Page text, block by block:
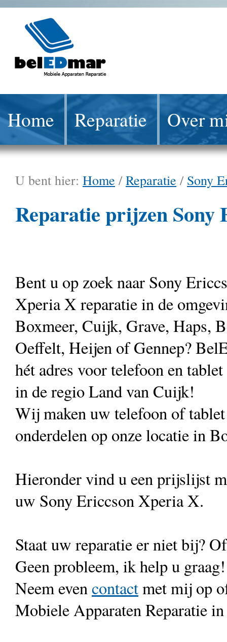
Home Reparatie Over
U bent hier: Home /Reparatie / Sony
Reparatie prijzen Sony
Bent u op zoek naar Sony
Xperia X reparatie in de
Boxmeer, Cuijk, Grave, Haps,
Oeffelt, Heijen of Gennep?
hét adres voor telefoon en
in de regio Land van Cuijk!
Wij maken uw telefoon of
onderdelen op onze locatie in
Hieronder vind u een prijslijst
uw Sony Ericcson Xperia X.
Staat uw reparatie er niet bij?
Geen probleem, ik help u graag!
Neem evencontactmet mij op
Mobiele Apparaten Reparatie